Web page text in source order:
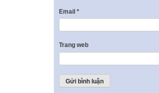
Email *
Trang web